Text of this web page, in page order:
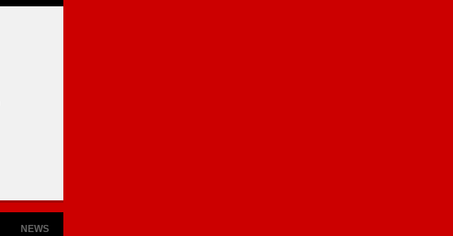
NEWS